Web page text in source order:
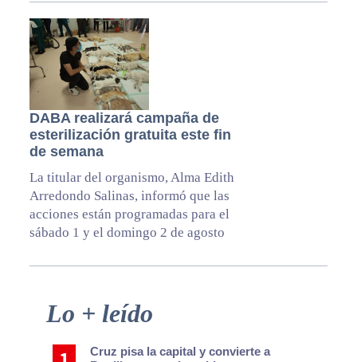
DABA realizará campaña de
esterilización gratuita este fin
de semana
La titular del organismo, Alma Edith
Arredondo Salinas, informó que las
acciones están programadas para el
sábado 1 y el domingo 2 de agosto
Primary
Lo + leído
Cruz pisa la capital y convierte a